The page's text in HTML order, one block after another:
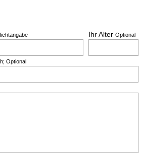
Ihr Alter Optional
Optional